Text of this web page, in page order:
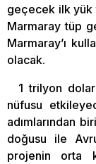
geçecek ilk yük
Marmaray tüp
Marmaray’ı
olacak.
1 trilyon
nüfusu
adımlarından
doğusu ile
projenin orta